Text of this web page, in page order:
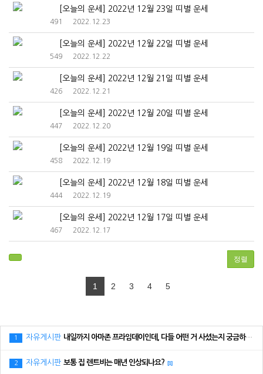
[오늘의 운세] 2022년 12월 23일 띠별 운세
491 2022.12.23
[오늘의 운세] 2022년 12월 22일 띠별 운세
549 2022.12.22
[오늘의 운세] 2022년 12월 21일 띠별 운세
426 2022.12.21
[오늘의 운세] 2022년 12월 20일 띠별 운세
447 2022.12.20
[오늘의 운세] 2022년 12월 19일 띠별 운세
458 2022.12.19
[오늘의 운세] 2022년 12월 18일 띠별 운세
444 2022.12.19
[오늘의 운세] 2022년 12월 17일 띠별 운세
467 2022.12.17
정렬
1 2 3 4 5
1 자유게시판 내일까지 아마존 프라임데이인데, 다들 어떤 거 사셨는지 궁금하네요.
2 자유게시판 보통 집 렌트비는 매년 인상되나요? [1]